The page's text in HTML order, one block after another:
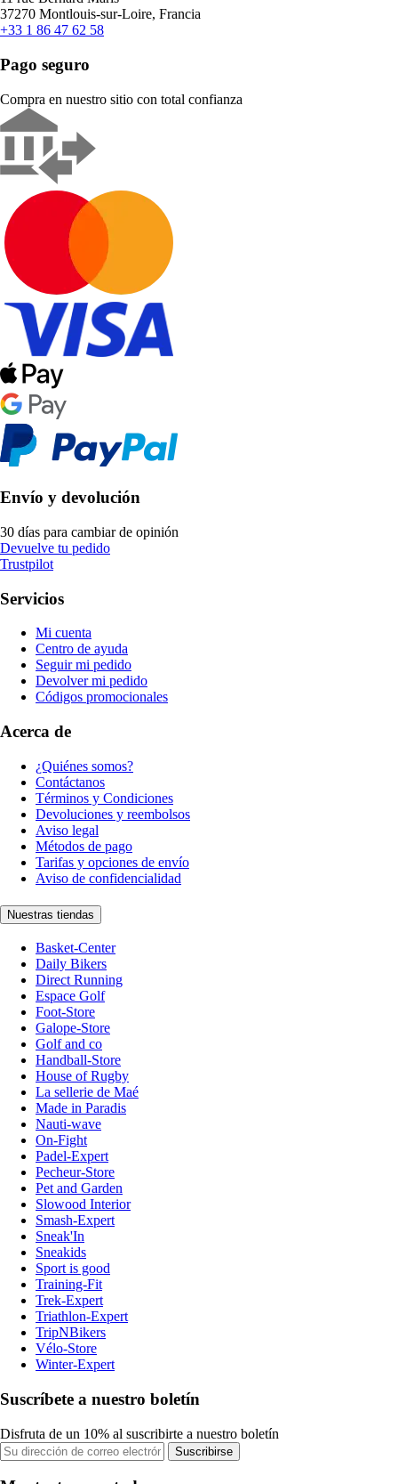
37270 Montlouis-sur-Loire, Francia
+33 1 86 47 62 58
Pago seguro
Compra en nuestro sitio con total confianza
Envío y devolución
30 días para cambiar de opinión
Devuelve tu pedido
Trustpilot
Servicios
Mi cuenta
Centro de ayuda
Seguir mi pedido
Devolver mi pedido
Códigos promocionales
Acerca de
¿Quiénes somos?
Contáctanos
Términos y Condiciones
Devoluciones y reembolsos
Aviso legal
Métodos de pago
Tarifas y opciones de envío
Aviso de confidencialidad
Nuestras tiendas
Basket-Center
Daily Bikers
Direct Running
Espace Golf
Foot-Store
Galope-Store
Golf and co
Handball-Store
House of Rugby
La sellerie de Maé
Made in Paradis
Nauti-wave
On-Fight
Padel-Expert
Pecheur-Store
Pet and Garden
Slowood Interior
Smash-Expert
Sneak'In
Sneakids
Sport is good
Training-Fit
Trek-Expert
Triathlon-Expert
TripNBikers
Vélo-Store
Winter-Expert
Suscríbete a nuestro boletín
Disfruta de un 10% al suscribirte a nuestro boletín
Suscribirse